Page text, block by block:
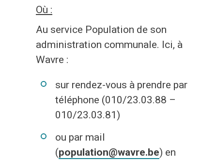
Touriste
Grands chantiers
Chantiers en cours
Où :
Au service Population de son
administration communale. Ici, à
Wavre :
sur rendez-vous à prendre par
téléphone (010/23.03.88 –
010/23.03.81)
ou par mail
(population@wavre.be) en